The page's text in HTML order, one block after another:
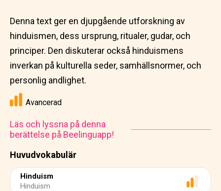
Huvudvokabulär
Hinduism
Hinduism
Denna text ger en djupgående utforskning av
hinduismen, dess ursprung, ritualer, gudar, och
principer. Den diskuterar också hinduismens
inverkan på kulturella seder, samhällsnormer, och
personlig andlighet.
Avancerad
Läs och lyssna på denna
berättelse på Beelinguapp!